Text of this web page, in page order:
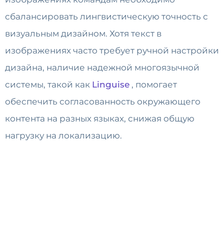
сбалансировать лингвистическую точность с
визуальным дизайном. Хотя текст в
изображениях часто требует ручной настройки
дизайна, наличие надежной многоязычной
системы, такой как Linguise , помогает
обеспечить согласованность окружающего
контента на разных языках, снижая общую
нагрузку на локализацию.